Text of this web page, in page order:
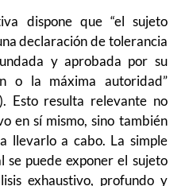
dispone que “el sujeto
declaración de tolerancia
y aprobada por su
o la máxima autoridad”
Esto resulta relevante no
en sí mismo, sino también
llevarlo a cabo. La simple
se puede exponer el sujeto
exhaustivo, profundo y